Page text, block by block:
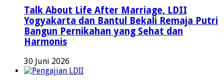
Talk About Life After Marriage, LDII
Yogyakarta dan Bantul Bekali Remaja Putri
Bangun Pernikahan yang Sehat dan
Harmonis
30 Juni 2026